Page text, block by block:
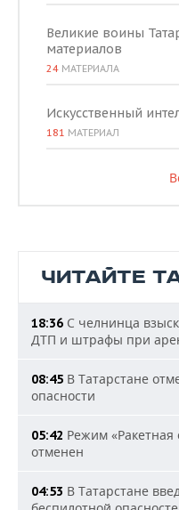
Великие воины
материалов
24 МАТЕРИАЛА
Искусственный
181 МАТЕРИАЛ
ЧИТАЙТЕ
18:36 С челнинца
ДТП и штрафы при
08:45 В Татарстане
опасности
05:42 Режим «Ракетная
отменен
04:53 В Татарстане